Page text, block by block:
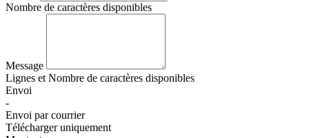
Nombre de caractères disponibles
Message
Lignes et Nombre de caractères disponibles
Envoi
-
Envoi par courrier
Télécharger uniquement